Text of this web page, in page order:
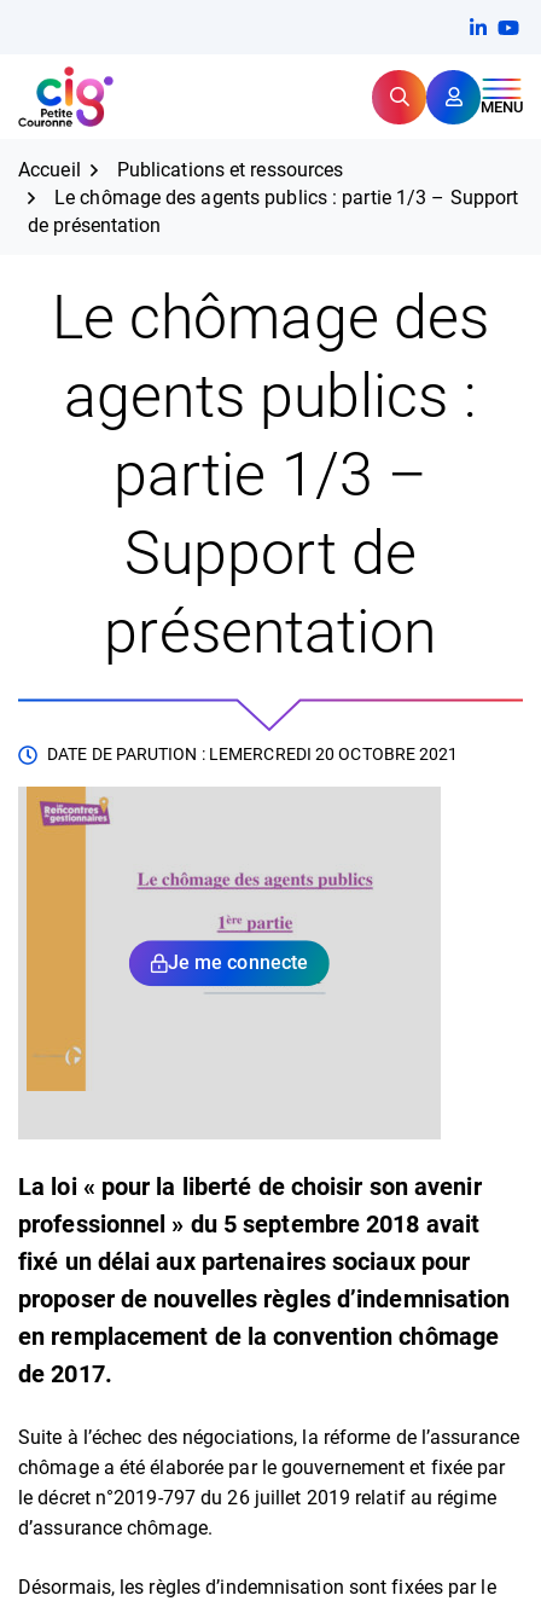
contenu
CIG Petite Couronne RechercherMENU
Expertise et proximité pour
Accueil
Publications et ressources
Le chômage des agents publics : partie 1/3 – Support
de présentation
Le chômage des
agents publics :
partie 1/3 –
Support de
présentation
DATE DE PARUTION : LEMERCREDI 20 OCTOBRE 2021
Je me connecte
La loi « pour la liberté de choisir son avenir
professionnel » du 5 septembre 2018 avait
fixé un délai aux partenaires sociaux pour
proposer de nouvelles règles d’indemnisation
en remplacement de la convention chômage
de 2017.
Suite à l’échec des négociations, la réforme de l’assurance
chômage a été élaborée par le gouvernement et fixée par
le décret n°2019-797 du 26 juillet 2019 relatif au régime
d’assurance chômage.
Désormais, les règles d’indemnisation sont fixées par le